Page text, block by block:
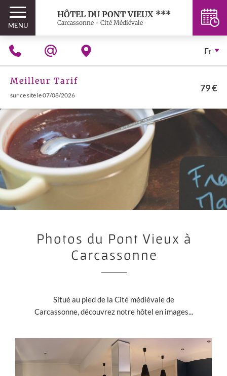
MENU
HÔTEL DU PONT VIEUX ***
Carcassonne - Cité Médiévale
Fr
Meilleur Tarif
sur ce site le 07/08/2026
79 €
Photos du Pont Vieux à
Carcassonne
Situé au pied de la Cité médiévale de
Carcassonne, découvrez notre hôtel en images...